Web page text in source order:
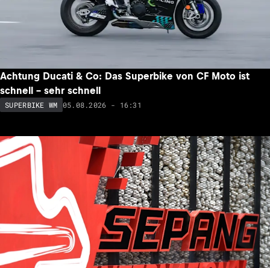
Achtung Ducati & Co: Das Superbike von CF Moto ist
schnell – sehr schnell
SUPERBIKE WM 05.08.2026 - 16:31